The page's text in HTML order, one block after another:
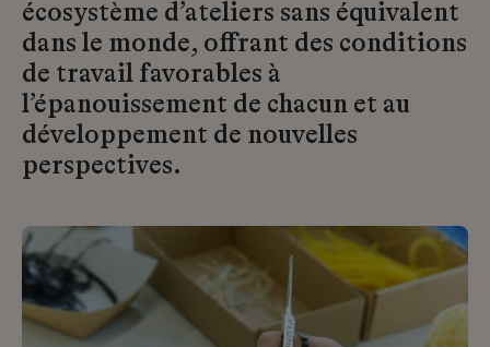
écosystème d’ateliers sans équivalent
dans le monde, offrant des conditions
de travail favorables à
l’épanouissement de chacun et au
développement de nouvelles
perspectives.